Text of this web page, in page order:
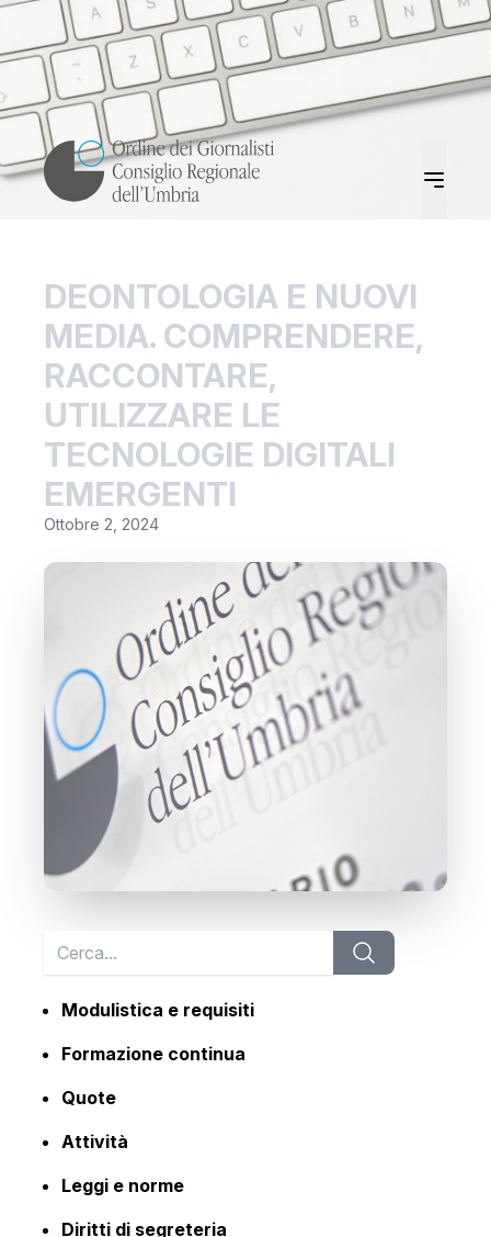
Modulistica e requisiti
Formazione continua
Quote
Attività
Leggi e norme
Diritti di segreteria
DEONTOLOGIA E NUOVI
MEDIA. COMPRENDERE,
RACCONTARE,
UTILIZZARE LE
TECNOLOGIE DIGITALI
EMERGENTI
Ottobre 2, 2024